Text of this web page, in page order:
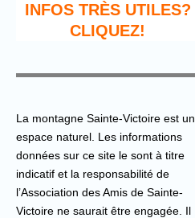
INFOS TRÈS UTILES?
CLIQUEZ!
La montagne Sainte-Victoire est un
espace naturel. Les informations
données sur ce site le sont à titre
indicatif et la responsabilité de
l’Association des Amis de Sainte-
Victoire ne saurait être engagée. Il